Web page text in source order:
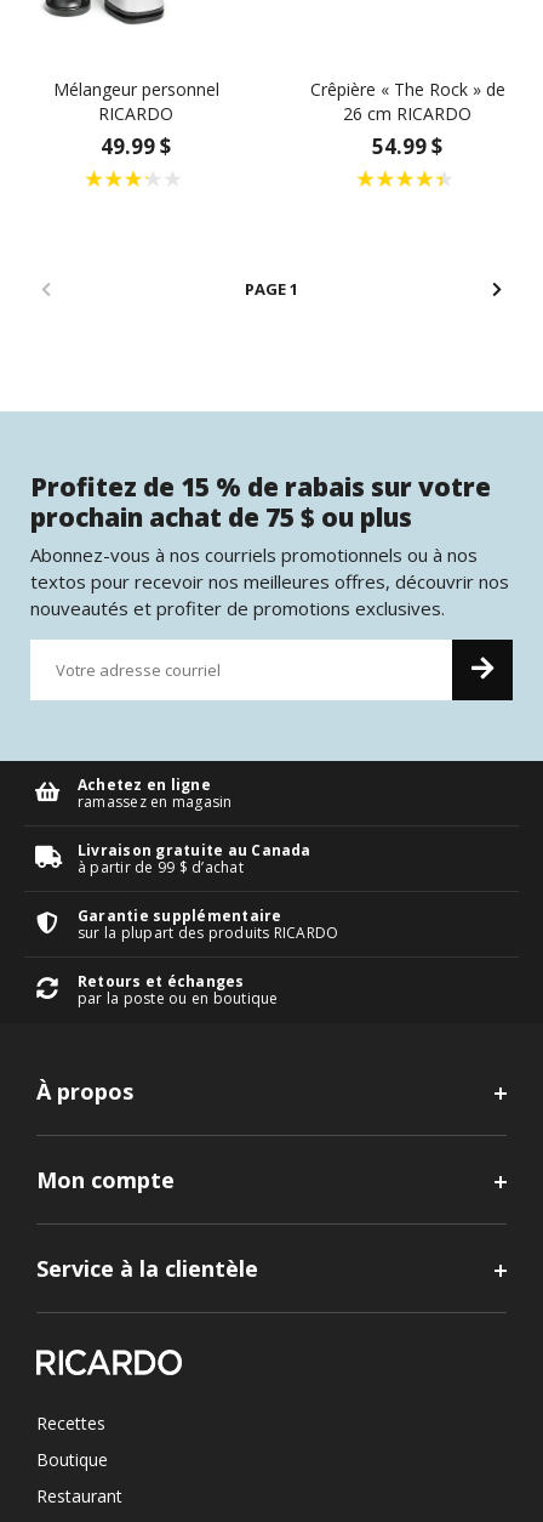
Mélangeur personnel
RICARDO
49.99 $
Crêpière « The Rock » de
26 cm RICARDO
54.99 $
1
Profitez de 15 % de rabais sur votre
prochain achat de 75 $ ou plus
Abonnez-vous à nos courriels promotionnels ou à nos
textos pour recevoir nos meilleures offres, découvrir nos
nouveautés et profiter de promotions exclusives.
Achetez en ligne
ramassez en magasin
Livraison gratuite au Canada
à partir de 99 $ d’achat
Garantie supplémentaire
sur la plupart des produits RICARDO
Retours et échanges
par la poste ou en boutique
À propos
Mon compte
Service à la clientèle
Recettes
Boutique
Restaurant